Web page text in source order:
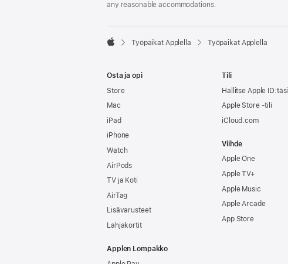
any reasonable accommodations.

Työpaikat Applella Työpaikat Applella
Osta ja opi
Store
Mac
iPad
iPhone
Watch
AirPods
TV ja Koti
AirTag
Lisävarusteet
Lahjakortit
Applen Lompakko
Tili
Hallitse Apple ID:täsi
Apple Store -tili
iCloud.com
Viihde
Apple One
Apple TV+
Apple Music
Apple Arcade
App Store